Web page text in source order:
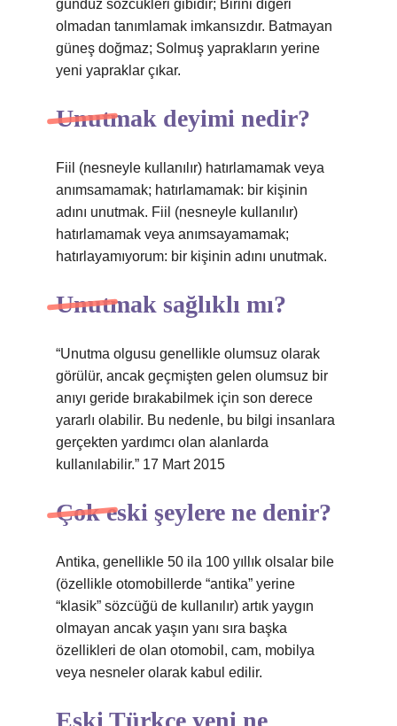
gündüz sözcükleri gibidir; Birini diğeri
olmadan tanımlamak imkansızdır. Batmayan
güneş doğmaz; Solmuş yaprakların yerine
yeni yapraklar çıkar.
Unutmak deyimi nedir?
Fiil (nesneyle kullanılır) hatırlamamak veya
anımsamamak; hatırlamamak: bir kişinin
adını unutmak. Fiil (nesneyle kullanılır)
hatırlamamak veya anımsayamamak;
hatırlayamıyorum: bir kişinin adını unutmak.
Unutmak sağlıklı mı?
“Unutma olgusu genellikle olumsuz olarak
görülür, ancak geçmişten gelen olumsuz bir
anıyı geride bırakabilmek için son derece
yararlı olabilir. Bu nedenle, bu bilgi insanlara
gerçekten yardımcı olan alanlarda
kullanılabilir.” 17 Mart 2015
Çok eski şeylere ne denir?
Antika, genellikle 50 ila 100 yıllık olsalar bile
(özellikle otomobillerde “antika” yerine
“klasik” sözcüğü de kullanılır) artık yaygın
olmayan ancak yaşın yanı sıra başka
özellikleri de olan otomobil, cam, mobilya
veya nesneler olarak kabul edilir.
Eski Türkçe yeni ne